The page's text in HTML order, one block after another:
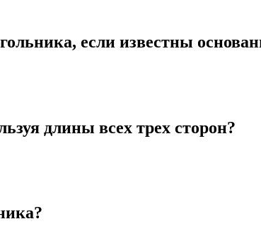
если известны
длины всех трех сторон?